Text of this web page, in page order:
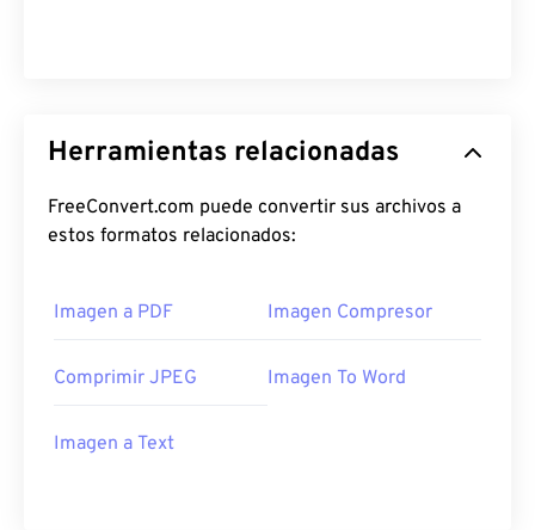
Herramientas relacionadas
FreeConvert.com puede convertir sus archivos a
estos formatos relacionados:
Imagen a PDF Imagen Compresor
Comprimir JPEG Imagen To Word
Imagen a Text